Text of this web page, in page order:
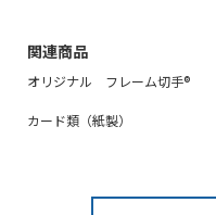
関連商品
オリジナル フレーム切手®
カード類（紙製）